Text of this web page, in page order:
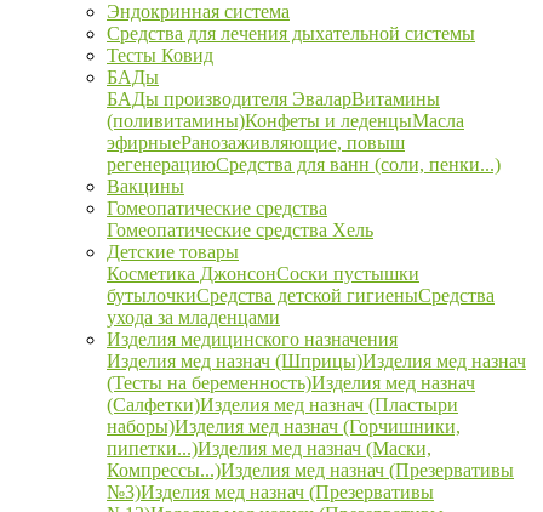
Эндокринная система
Средства для лечения дыхательной системы
Тесты Ковид
БАДы
БАДы производителя ЭваларВитамины
(поливитамины)Конфеты и леденцыМасла
эфирныеРанозаживляющие, повыш
регенерациюСредства для ванн (соли, пенки...)
Вакцины
Гомеопатические средства
Гомеопатические средства Хель
Детские товары
Косметика ДжонсонСоски пустышки
бутылочкиСредства детской гигиеныСредства
ухода за младенцами
Изделия медицинского назначения
Изделия мед назнач (Шприцы)Изделия мед назнач
(Тесты на беременность)Изделия мед назнач
(Салфетки)Изделия мед назнач (Пластыри
наборы)Изделия мед назнач (Горчишники,
пипетки...)Изделия мед назнач (Маски,
Компрессы...)Изделия мед назнач (Презервативы
№3)Изделия мед назнач (Презервативы